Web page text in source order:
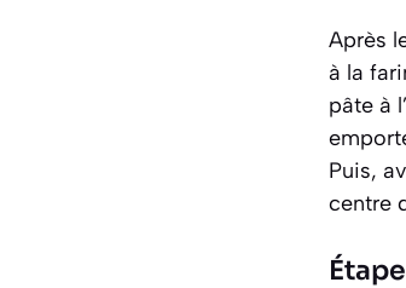
Après
à la
pâte à
Puis,
centre